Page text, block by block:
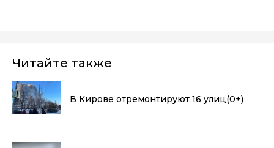
Читайте также
В Кирове отремонтируют 16 улиц(0+)